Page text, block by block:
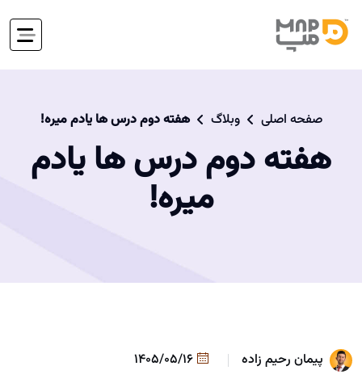
صفحه اصلی وبلاگ هفته دوم درس ها یادم میره!
هفته دوم درس ها یادم
میره!
پیمان رحیم زاده